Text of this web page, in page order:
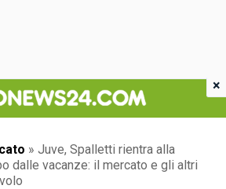
» Juve, Spalletti rientra alla
dalle vacanze: il mercato e gli altri
×